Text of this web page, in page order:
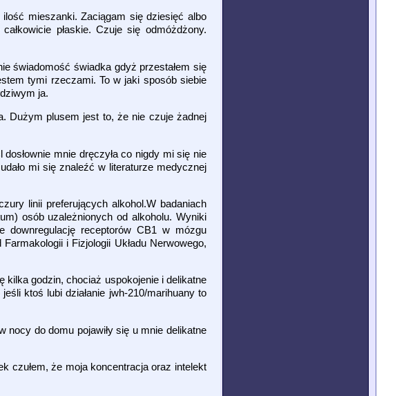
mieszanki. Zaciągam się dziesięć albo
płaskie. Czuje się odmóżdżony.
świadomość świadka gdyż przestałem się
tymi rzeczami. To w jaki sposób siebie
ja.
Dużym plusem jest to, że nie czuje żadnej
mnie dręczyła co nigdy mi się nie
mi się znaleźć w literaturze medycznej
linii preferujących alkohol.W badaniach
osób uzależnionych od alkoholu. Wyniki
down­regulację receptorów CB1 w mózgu
i Fizjologii Układu Nerwowego,
kilka godzin, chociaż uspokojenie i delikatne
ktoś lubi działanie jwh-210/marihuany to
nocy do domu pojawiły się u mnie delikatne
czułem, że moja koncentracja oraz intelekt